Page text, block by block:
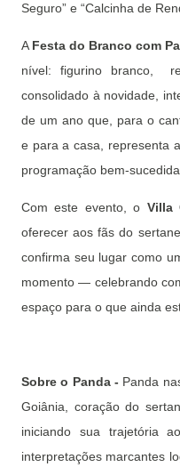
Seguro” e “Calcinha de
A Festa do Branco com
nível: figurino branco,
consolidado à novidade,
de um ano que, para o
e para a casa, representa
programação bem-sucedida.
Com este evento, o Villa
oferecer aos fãs do
confirma seu lugar como
momento — celebrando
espaço para o que ainda
Sobre o Panda - Panda
Goiânia, coração do
iniciando sua trajetória
interpretações marcantes